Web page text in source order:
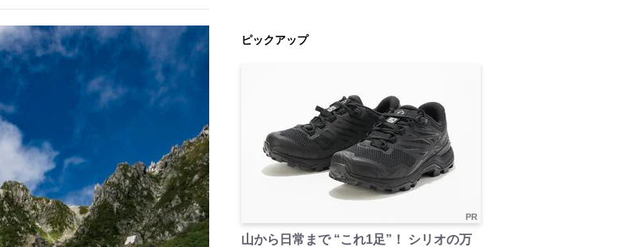
ピックアップ
PR
山から日常まで “これ1足”！ シリオの万